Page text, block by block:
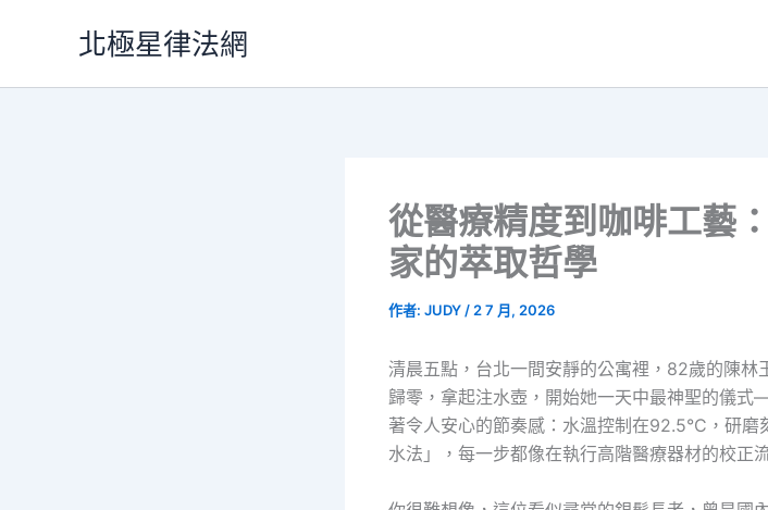
北極星律法網
從醫療精度到咖啡工藝
家的萃取哲學
作者: JUDY / 2 7 月, 2026
清晨五點，台北一間安靜的公寓裡，82歲的陳林
歸零，拿起注水壺，開始她一天中最神聖的儀
著令人安心的節奏感：水溫控制在92.5°C，研
水法」，每一步都像在執行高階醫療器材的校正